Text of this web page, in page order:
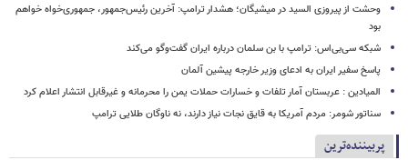
وحشت از پیروزی السید در میشیگان؛ هشدار ترامپ: آخرین رئیس‌جمهور، جمهوری‌خواه خواهم
بود
شبکه سی‌بی‌اس: ترامپ با بن سلمان درباره ایران گفت‌وگو می‌کند
پاسخ سفیر ایران به ادعای وزیر خارجه پیشین آلمان
المیادین : عربستان آمار تلفات و خسارات حملات یمن را محرمانه و غیرقابل انتشار اعلام کرد
سناتور شومر: مردم آمریکا به قایق نجات نیاز دارند، نه ناوگان طلایی ترامپ
پربیننده‌ترین